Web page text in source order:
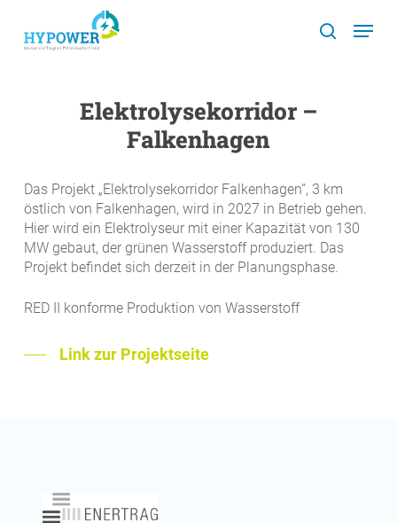
main
search
Menu
Elektrolysekorridor –
Falkenhagen
Das Projekt „Elektrolysekorridor Falkenhagen“, 3 km
östlich von Falkenhagen, wird in 2027 in Betrieb gehen.
Hier wird ein Elektrolyseur mit einer Kapazität von 130
MW gebaut, der grünen Wasserstoff produziert. Das
Projekt befindet sich derzeit in der Planungsphase.
RED II konforme Produktion von Wasserstoff
Link zur Projektseite